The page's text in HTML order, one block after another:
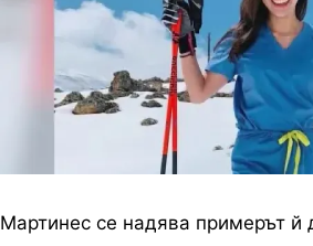
Мартинес се надява примерът й